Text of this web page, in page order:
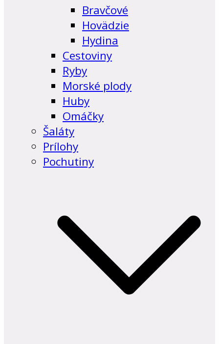
Bravčové
Hovädzie
Hydina
Cestoviny
Ryby
Morské plody
Huby
Omáčky
Šaláty
Prílohy
Pochutiny